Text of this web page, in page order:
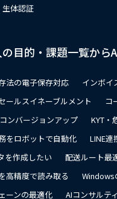
生体認証
目的・課題一覧から
法の電子保存対応 インボイ
ールスイネーブルメント
コ
ンバージョンアップ
KYT・
をロボットで自動化
LINE連
を作成したい
配送ルート最
高精度で読み取る
Windows
ーンの最適化
AIコンサルテ